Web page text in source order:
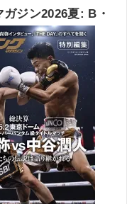
ジン2026夏: B・